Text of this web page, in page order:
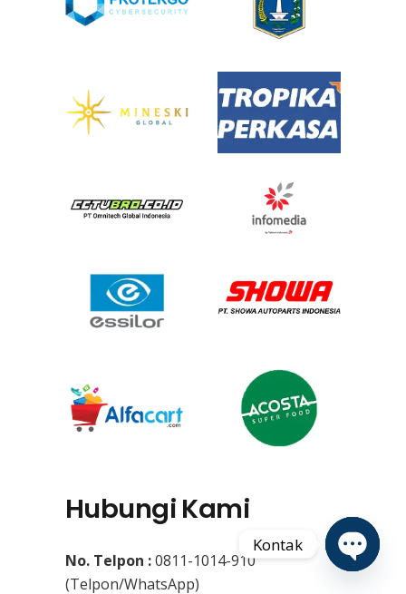
Hubungi Kami
No. Telpon :0811-1014-910
(Telpon/WhatsApp)
Kontak